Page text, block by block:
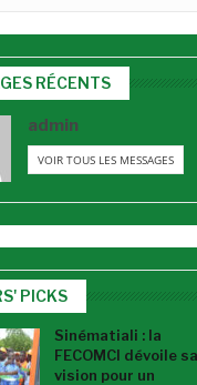
RÉCENTS
admin
VOIR TOUS LES MESSAGES
PICKS
Sinématiali : la
FECOMCI dévoile sa
vision pour un